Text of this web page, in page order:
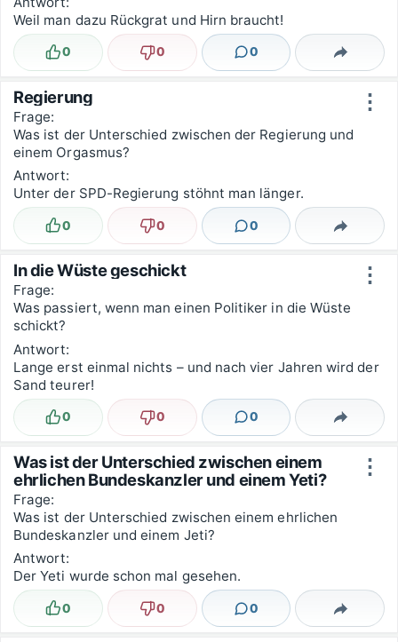
Weil man dazu Rückgrat und Hirn braucht!
Lustig
0 Nicht lustig
0 0
Kommentare Teilen
⋮
Regierung
Frage:
Was ist der Unterschied zwischen der Regierung und
einem Orgasmus?
Antwort:
Unter der SPD-Regierung stöhnt man länger.
Lustig
0 Nicht lustig
0 0
Kommentare Teilen
⋮
In die Wüste geschickt
Frage:
Was passiert, wenn man einen Politiker in die Wüste
schickt?
Antwort:
Lange erst einmal nichts – und nach vier Jahren wird der
Sand teurer!
Lustig
0 Nicht lustig
0 0
Kommentare Teilen
⋮
Was ist der Unterschied zwischen einem
ehrlichen Bundeskanzler und einem Yeti?
Frage:
Was ist der Unterschied zwischen einem ehrlichen
Bundeskanzler und einem Jeti?
Antwort:
Der Yeti wurde schon mal gesehen.
Lustig
0 Nicht lustig
0 0
Kommentare Teilen